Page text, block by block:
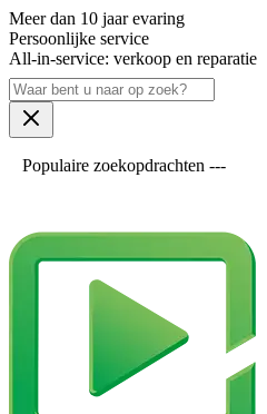
Meer dan 10 jaar evaring
Persoonlijke service
All-in-service: verkoop en reparatie
Populaire zoekopdrachten ---